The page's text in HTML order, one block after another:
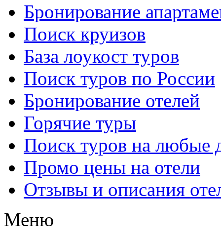
Бронирование
Поиск круизов
База лоукост туров
Поиск туров по России
Бронирование отелей
Горячие туры
Поиск туров на любые
Промо цены на отели
Отзывы и описания
Меню